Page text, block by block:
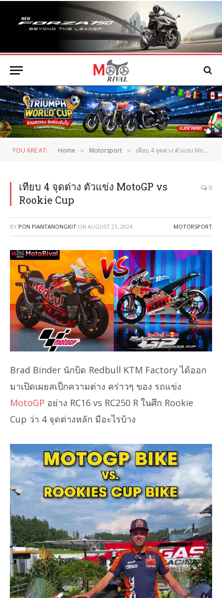
YOU ARE AT: Home » Motorsport » เทียบ 4 จุดต่าง ตัวแข่ง MotoGP vs Rookie Cup
เทียบ 4 จุดต่าง ตัวแข่ง MotoGP vs
Rookie Cup
0
BY PON PIANTANONGKIT ON AUGUST 21, 2024 MOTORSPORT
Brad Binder นักบิด Redbull KTM Factory ได้ออก
มาเปิดเผยสเป็กความต่าง คร่าวๆ ของ รถแข่ง
MotoGP อย่าง RC16 vs RC250 R ในศึก Rookie
Cup ว่า 4 จุดต่างหลัก มีอะไรบ้าง